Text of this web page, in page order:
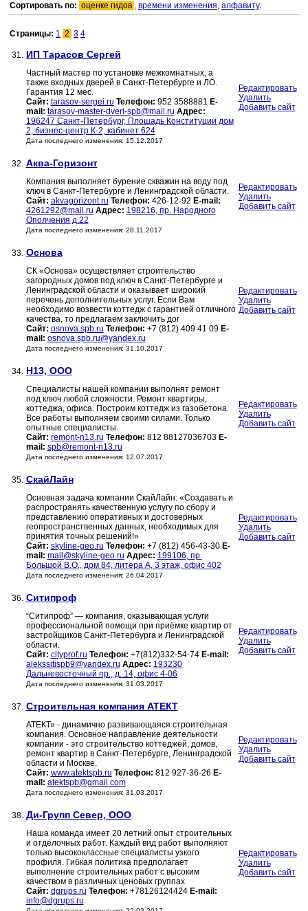
Сортировать по: оценке гидов , времени изменения, алфавиту.
Страницы: 1 2 3 4
31. ИП Тарасов Сергей
Частный мастер по установке межкомнатных, а
также входных дверей в Санкт-Петербурге и ЛО.
Гарантия 12 мес.
Сайт: tarasov-sergei.ru Телефон: 952 3588881 E-
mail: tarasov-master-dveri-spb@mail.ru Адрес:
196247 Санкт-Петербург, Площадь Конституции дом
2, бизнес-центр К-2, кабинет 624
Дата последнего изменения: 15.12.2017
Редактировать
Удалить
Добавить сайт
32. Аква-Горизонт
Компания выполняет бурение скважин на воду под
ключ в Санкт-Петербурге и Ленинградской области.
Сайт: akvagorizont.ru Телефон: 426-12-92 E-mail:
4261292@mail.ru Адрес: 198216, пр. Народного
Ополчения д.22
Дата последнего изменения: 28.11.2017
Редактировать
Удалить
Добавить сайт
33. Основа
СК «Основа» осуществляет строительство
загородных домов под ключ в Санкт-Петербурге и
Ленинградской области и оказывает широкий
перечень дополнительных услуг. Если Вам
необходимо возвести коттедж с гарантией отличного
качества, то предлагаем заключить дог
Сайт: osnova.spb.ru Телефон: +7 (812) 409 41 09 E-
mail: osnova.spb.ru@yandex.ru
Дата последнего изменения: 31.10.2017
Редактировать
Удалить
Добавить сайт
34. Н13, ООО
Специалисты нашей компании выполнят ремонт
под ключ любой сложности. Ремонт квартиры,
коттеджа, офиса. Построим коттедж из газобетона.
Все работы выполняем своими силами. Только
опытные специалисты.
Сайт: remont-n13.ru Телефон: 812 88127036703 E-
mail: spb@remont-n13.ru
Дата последнего изменения: 12.07.2017
Редактировать
Удалить
Добавить сайт
35. СкайЛайн
Основная задача компании СкайЛайн: «Создавать и
распространять качественную услугу по сбору и
представлению оперативных и достоверных
геопространственных данных, необходимых для
принятия точных решений!»
Сайт: skyline-geo.ru Телефон: +7 (812) 456-43-30 E-
mail: mail@skyline-geo.ru Адрес: 199106, пр.
Большой В.О., дом 84, литера А, 3 этаж, офис 402
Дата последнего изменения: 26.04.2017
Редактировать
Удалить
Добавить сайт
36. Ситипроф
“Ситипроф” — компания, оказывающая услуги
профессиональной помощи при приёмке квартир от
застройщиков Санкт-Петербурга и Ленинградской
области.
Сайт: cityprof.ru Телефон: +7(812)332-54-74 E-mail:
alekssitispb9@yandex.ru Адрес: 193230
Дальневосточный пр., д. 14, офис 4-06
Дата последнего изменения: 31.03.2017
Редактировать
Удалить
Добавить сайт
37. Строительная компания АТЕКТ
АТЕКТ» - динамично развивающаяся строительная
компания. Основное направление деятельности
компании - это строительство коттеджей, домов,
ремонт квартир в Санкт-Петербурге, Ленинградской
области и Москве.
Сайт: www.atektspb.ru Телефон: 812 927-36-26 E-
mail: atektspb@gmail.com
Дата последнего изменения: 31.03.2017
Редактировать
Удалить
Добавить сайт
38. Ди-Групп Север, ООО
Наша команда имеет 20 летний опыт строительных
и отделочных работ. Каждый вид работ выполняют
только высококлассные специалисты узкого
профиля. Гибкая политика предполагает
выполнение строительных работ с высоким
качеством в различных ценовых группах
Сайт: dgrups.ru Телефон: +78126124424 E-mail:
info@dgrups.ru
Редактировать
Удалить
Добавить сайт